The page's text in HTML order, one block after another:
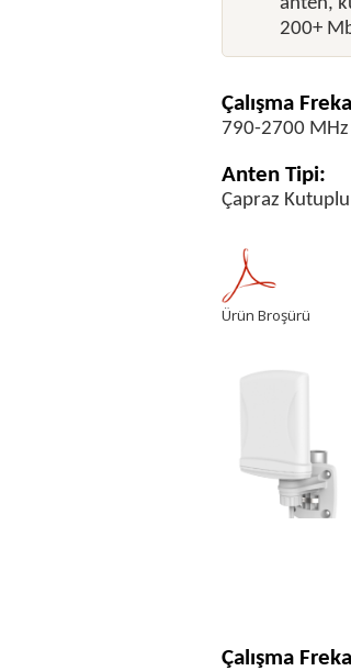
200+
Çalışma
790-2700 MHz
Anten Tipi:
Çapraz
Ürün Broşürü
Çalışma